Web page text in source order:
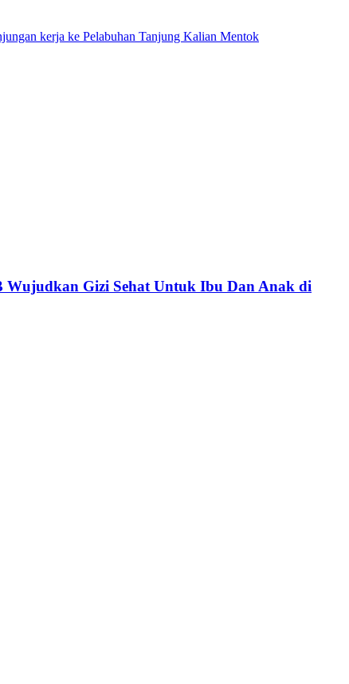
kerja ke Pelabuhan Tanjung Kalian Mentok
Gizi Sehat Untuk Ibu Dan Anak di